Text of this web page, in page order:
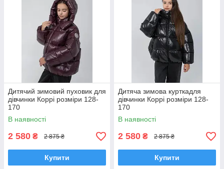
Дитячий зимовий пуховик для
дівчинки Коррі розміри 128-
170
В наявності
2 580 ₴ 2 875 ₴
Купити
Дитяча зимова курткадля
дівчинки Коррі розміри 128-
170
В наявності
2 580 ₴ 2 875 ₴
Купити